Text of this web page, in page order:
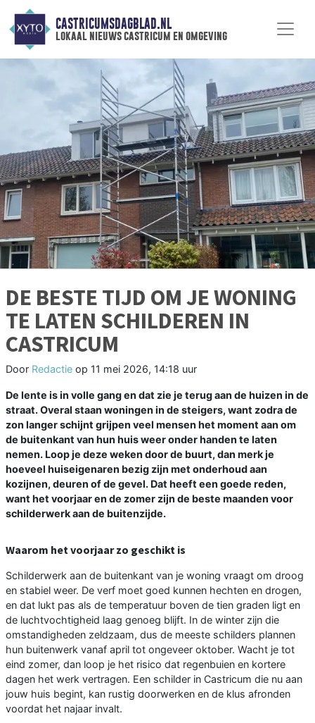
CASTRICUMSDAGBLAD.NL
lokaal nieuws castricum en omgeving
DE BESTE TIJD OM JE WONING
TE LATEN SCHILDEREN IN
CASTRICUM
Door Redactie op 11 mei 2026, 14:18 uur
De lente is in volle gang en dat zie je terug aan de huizen in de
straat. Overal staan woningen in de steigers, want zodra de
zon langer schijnt grijpen veel mensen het moment aan om
de buitenkant van hun huis weer onder handen te laten
nemen. Loop je deze weken door de buurt, dan merk je
hoeveel huiseigenaren bezig zijn met onderhoud aan
kozijnen, deuren of de gevel. Dat heeft een goede reden,
want het voorjaar en de zomer zijn de beste maanden voor
schilderwerk aan de buitenzijde.
Waarom het voorjaar zo geschikt is
Schilderwerk aan de buitenkant van je woning vraagt om droog
en stabiel weer. De verf moet goed kunnen hechten en drogen,
en dat lukt pas als de temperatuur boven de tien graden ligt en
de luchtvochtigheid laag genoeg blijft. In de winter zijn die
omstandigheden zeldzaam, dus de meeste schilders plannen
hun buitenwerk vanaf april tot ongeveer oktober. Wacht je tot
eind zomer, dan loop je het risico dat regenbuien en kortere
dagen het werk vertragen. Een schilder in Castricum die nu aan
jouw huis begint, kan rustig doorwerken en de klus afronden
voordat het najaar invalt.